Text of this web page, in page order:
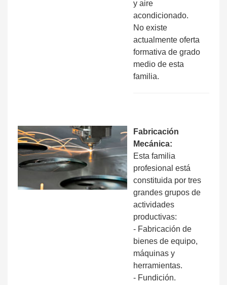
y aire
acondicionado.
No existe
actualmente oferta
formativa de grado
medio de esta
familia.
Fabricación
Mecánica:
Esta familia
profesional está
constituida por tres
grandes grupos de
actividades
productivas:
- Fabricación de
bienes de equipo,
máquinas y
herramientas.
- Fundición.